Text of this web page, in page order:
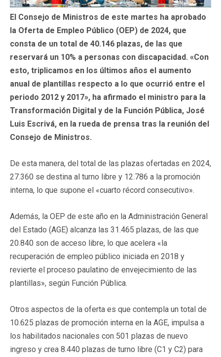
El Consejo de Ministros de este martes ha aprobado
la Oferta de Empleo Público (OEP) de 2024, que
consta de un total de 40.146 plazas, de las que
reservará un 10% a personas con discapacidad. «Con
esto, triplicamos en los últimos años el aumento
anual de plantillas respecto a lo que ocurrió entre el
periodo 2012 y 2017», ha afirmado el ministro para la
Transformación Digital y de la Función Pública, José
Luis Escrivá, en la rueda de prensa tras la reunión del
Consejo de Ministros.
De esta manera, del total de las plazas ofertadas en 2024,
27.360 se destina al turno libre y 12.786 a la promoción
interna, lo que supone el «cuarto récord consecutivo».
Además, la OEP de este año en la Administración General
del Estado (AGE) alcanza las 31.465 plazas, de las que
20.840 son de acceso libre, lo que acelera «la
recuperación de empleo público iniciada en 2018 y
revierte el proceso paulatino de envejecimiento de las
plantillas», según Función Pública.
Otros aspectos de la oferta es que contempla un total de
10.625 plazas de promoción interna en la AGE, impulsa a
los habilitados nacionales con 501 plazas de nuevo
ingreso y crea 8.440 plazas de turno libre (C1 y C2) para